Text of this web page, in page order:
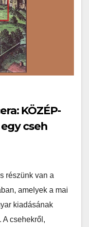
KÖZÉP-
egy cseh
részünk van a
amelyek a mai
kiadásának
A csehekről,